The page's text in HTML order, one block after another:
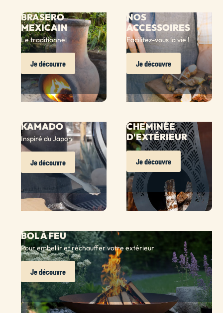
BRASERO
MEXICAIN
Le traditionnel
Je découvre
NOS
ACCESSOIRES
Facilitez-vous la vie !
Je découvre
KAMADO
Inspiré du Japon
Je découvre
CHEMINÉE
D'EXTÉRIEUR
Je découvre
BOL À FEU
Pour embellir et réchauffer votre extérieur
Je découvre